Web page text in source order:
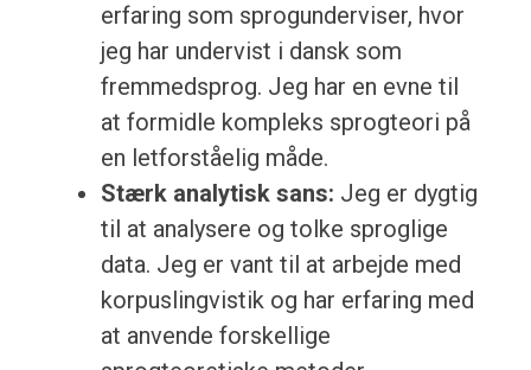
erfaring som sprogunderviser, hvor
jeg har undervist i dansk som
fremmedsprog. Jeg har en evne til
at formidle kompleks sprogteori på
en letforståelig måde.
Stærk analytisk sans: Jeg er dygtig
til at analysere og tolke sproglige
data. Jeg er vant til at arbejde med
korpuslingvistik og har erfaring med
at anvende forskellige